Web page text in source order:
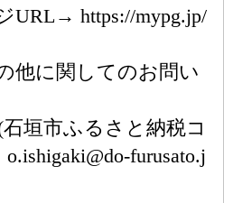
URL→ https://mypg.jp/
他に関してのお問い
垣市ふるさと納税コ
furusato.j